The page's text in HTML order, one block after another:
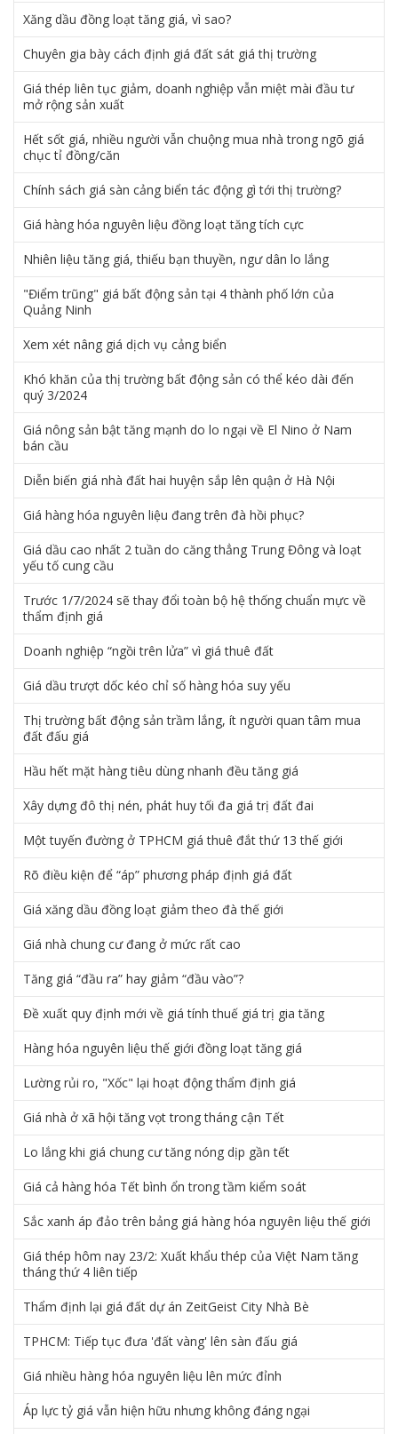
Xăng dầu đồng loạt tăng giá, vì sao?
Chuyên gia bày cách định giá đất sát giá thị trường
Giá thép liên tục giảm, doanh nghiệp vẫn miệt mài đầu tư
mở rộng sản xuất
Hết sốt giá, nhiều người vẫn chuộng mua nhà trong ngõ giá
chục tỉ đồng/căn
Chính sách giá sàn cảng biển tác động gì tới thị trường?
Giá hàng hóa nguyên liệu đồng loạt tăng tích cực
Nhiên liệu tăng giá, thiếu bạn thuyền, ngư dân lo lắng
"Điểm trũng" giá bất động sản tại 4 thành phố lớn của
Quảng Ninh
Xem xét nâng giá dịch vụ cảng biển
Khó khăn của thị trường bất động sản có thể kéo dài đến
quý 3/2024
Giá nông sản bật tăng mạnh do lo ngại về El Nino ở Nam
bán cầu
Diễn biến giá nhà đất hai huyện sắp lên quận ở Hà Nội
Giá hàng hóa nguyên liệu đang trên đà hồi phục?
Giá dầu cao nhất 2 tuần do căng thẳng Trung Đông và loạt
yếu tố cung cầu
Trước 1/7/2024 sẽ thay đổi toàn bộ hệ thống chuẩn mực về
thẩm định giá
Doanh nghiệp “ngồi trên lửa” vì giá thuê đất
Giá dầu trượt dốc kéo chỉ số hàng hóa suy yếu
Thị trường bất động sản trầm lắng, ít người quan tâm mua
đất đấu giá
Hầu hết mặt hàng tiêu dùng nhanh đều tăng giá
Xây dựng đô thị nén, phát huy tối đa giá trị đất đai
Một tuyến đường ở TPHCM giá thuê đắt thứ 13 thế giới
Rõ điều kiện để “áp” phương pháp định giá đất
Giá xăng dầu đồng loạt giảm theo đà thế giới
Giá nhà chung cư đang ở mức rất cao
Tăng giá “đầu ra” hay giảm “đầu vào”?
Đề xuất quy định mới về giá tính thuế giá trị gia tăng
Hàng hóa nguyên liệu thế giới đồng loạt tăng giá
Lường rủi ro, "Xốc" lại hoạt động thẩm định giá
Giá nhà ở xã hội tăng vọt trong tháng cận Tết
Lo lắng khi giá chung cư tăng nóng dịp gần tết
Giá cả hàng hóa Tết bình ổn trong tầm kiểm soát
Sắc xanh áp đảo trên bảng giá hàng hóa nguyên liệu thế giới
Giá thép hôm nay 23/2: Xuất khẩu thép của Việt Nam tăng
tháng thứ 4 liên tiếp
Thẩm định lại giá đất dự án ZeitGeist City Nhà Bè
TPHCM: Tiếp tục đưa 'đất vàng' lên sàn đấu giá
Giá nhiều hàng hóa nguyên liệu lên mức đỉnh
Áp lực tỷ giá vẫn hiện hữu nhưng không đáng ngại